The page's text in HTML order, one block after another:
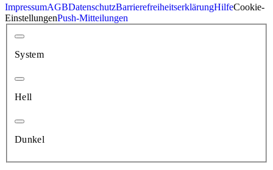
ImpressumAGBDatenschutzBarrierefreiheitserklärungHilfeCookie-
EinstellungenPush-Mitteilungen
System
Hell
Dunkel